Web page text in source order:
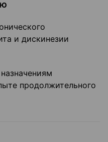
и дискинезии
продолжительного